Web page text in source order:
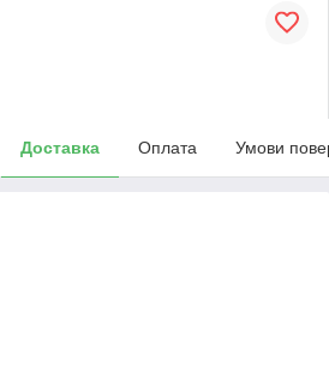
Доставка Оплата Умови